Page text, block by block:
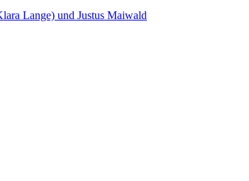
Lange) und Justus Maiwald